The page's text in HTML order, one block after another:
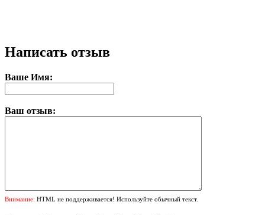
Написать отзыв
Ваше Имя:
Ваш отзыв:
Внимание: HTML не поддерживается! Используйте обычный текст.